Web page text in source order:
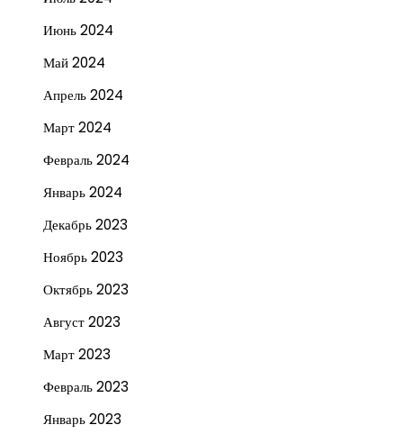
Июнь 2024
Май 2024
Апрель 2024
Март 2024
Февраль 2024
Январь 2024
Декабрь 2023
Ноябрь 2023
Октябрь 2023
Август 2023
Март 2023
Февраль 2023
Январь 2023